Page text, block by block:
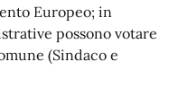
Europeo; in
possono votare
(Sindaco e